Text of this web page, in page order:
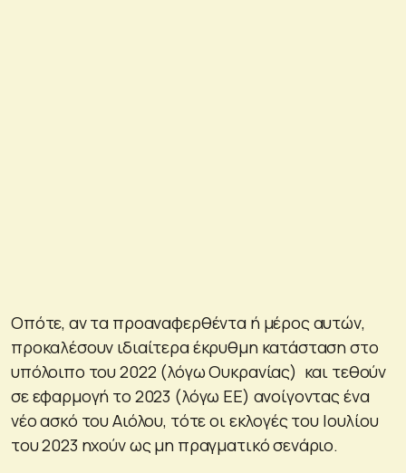
Οπότε, αν τα προαναφερθέντα ή μέρος αυτών,
προκαλέσουν ιδιαίτερα έκρυθμη κατάσταση στο
υπόλοιπο του 2022 (λόγω Ουκρανίας) και τεθούν
σε εφαρμογή το 2023 (λόγω ΕΕ) ανοίγοντας ένα
νέο ασκό του Αιόλου, τότε οι εκλογές του Ιουλίου
του 2023 ηχούν ως μη πραγματικό σενάριο.